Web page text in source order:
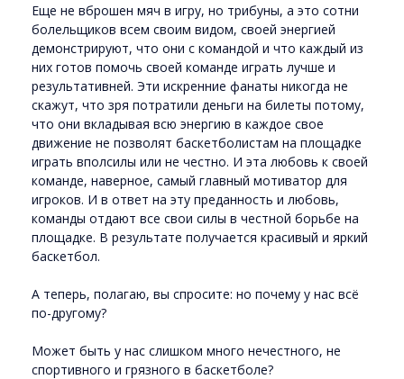
Еще не вброшен мяч в игру, но трибуны, а это сотни
болельщиков всем своим видом, своей энергией
демонстрируют, что они с командой и что каждый из
них готов помочь своей команде играть лучше и
результативней. Эти искренние фанаты никогда не
скажут, что зря потратили деньги на билеты потому,
что они вкладывая всю энергию в каждое свое
движение не позволят баскетболистам на площадке
играть вполсилы или не честно. И эта любовь к своей
команде, наверное, самый главный мотиватор для
игроков. И в ответ на эту преданность и любовь,
команды отдают все свои силы в честной борьбе на
площадке. В результате получается красивый и яркий
баскетбол.
А теперь, полагаю, вы спросите: но почему у нас всё
по-другому?
Может быть у нас слишком много нечестного, не
спортивного и грязного в баскетболе?